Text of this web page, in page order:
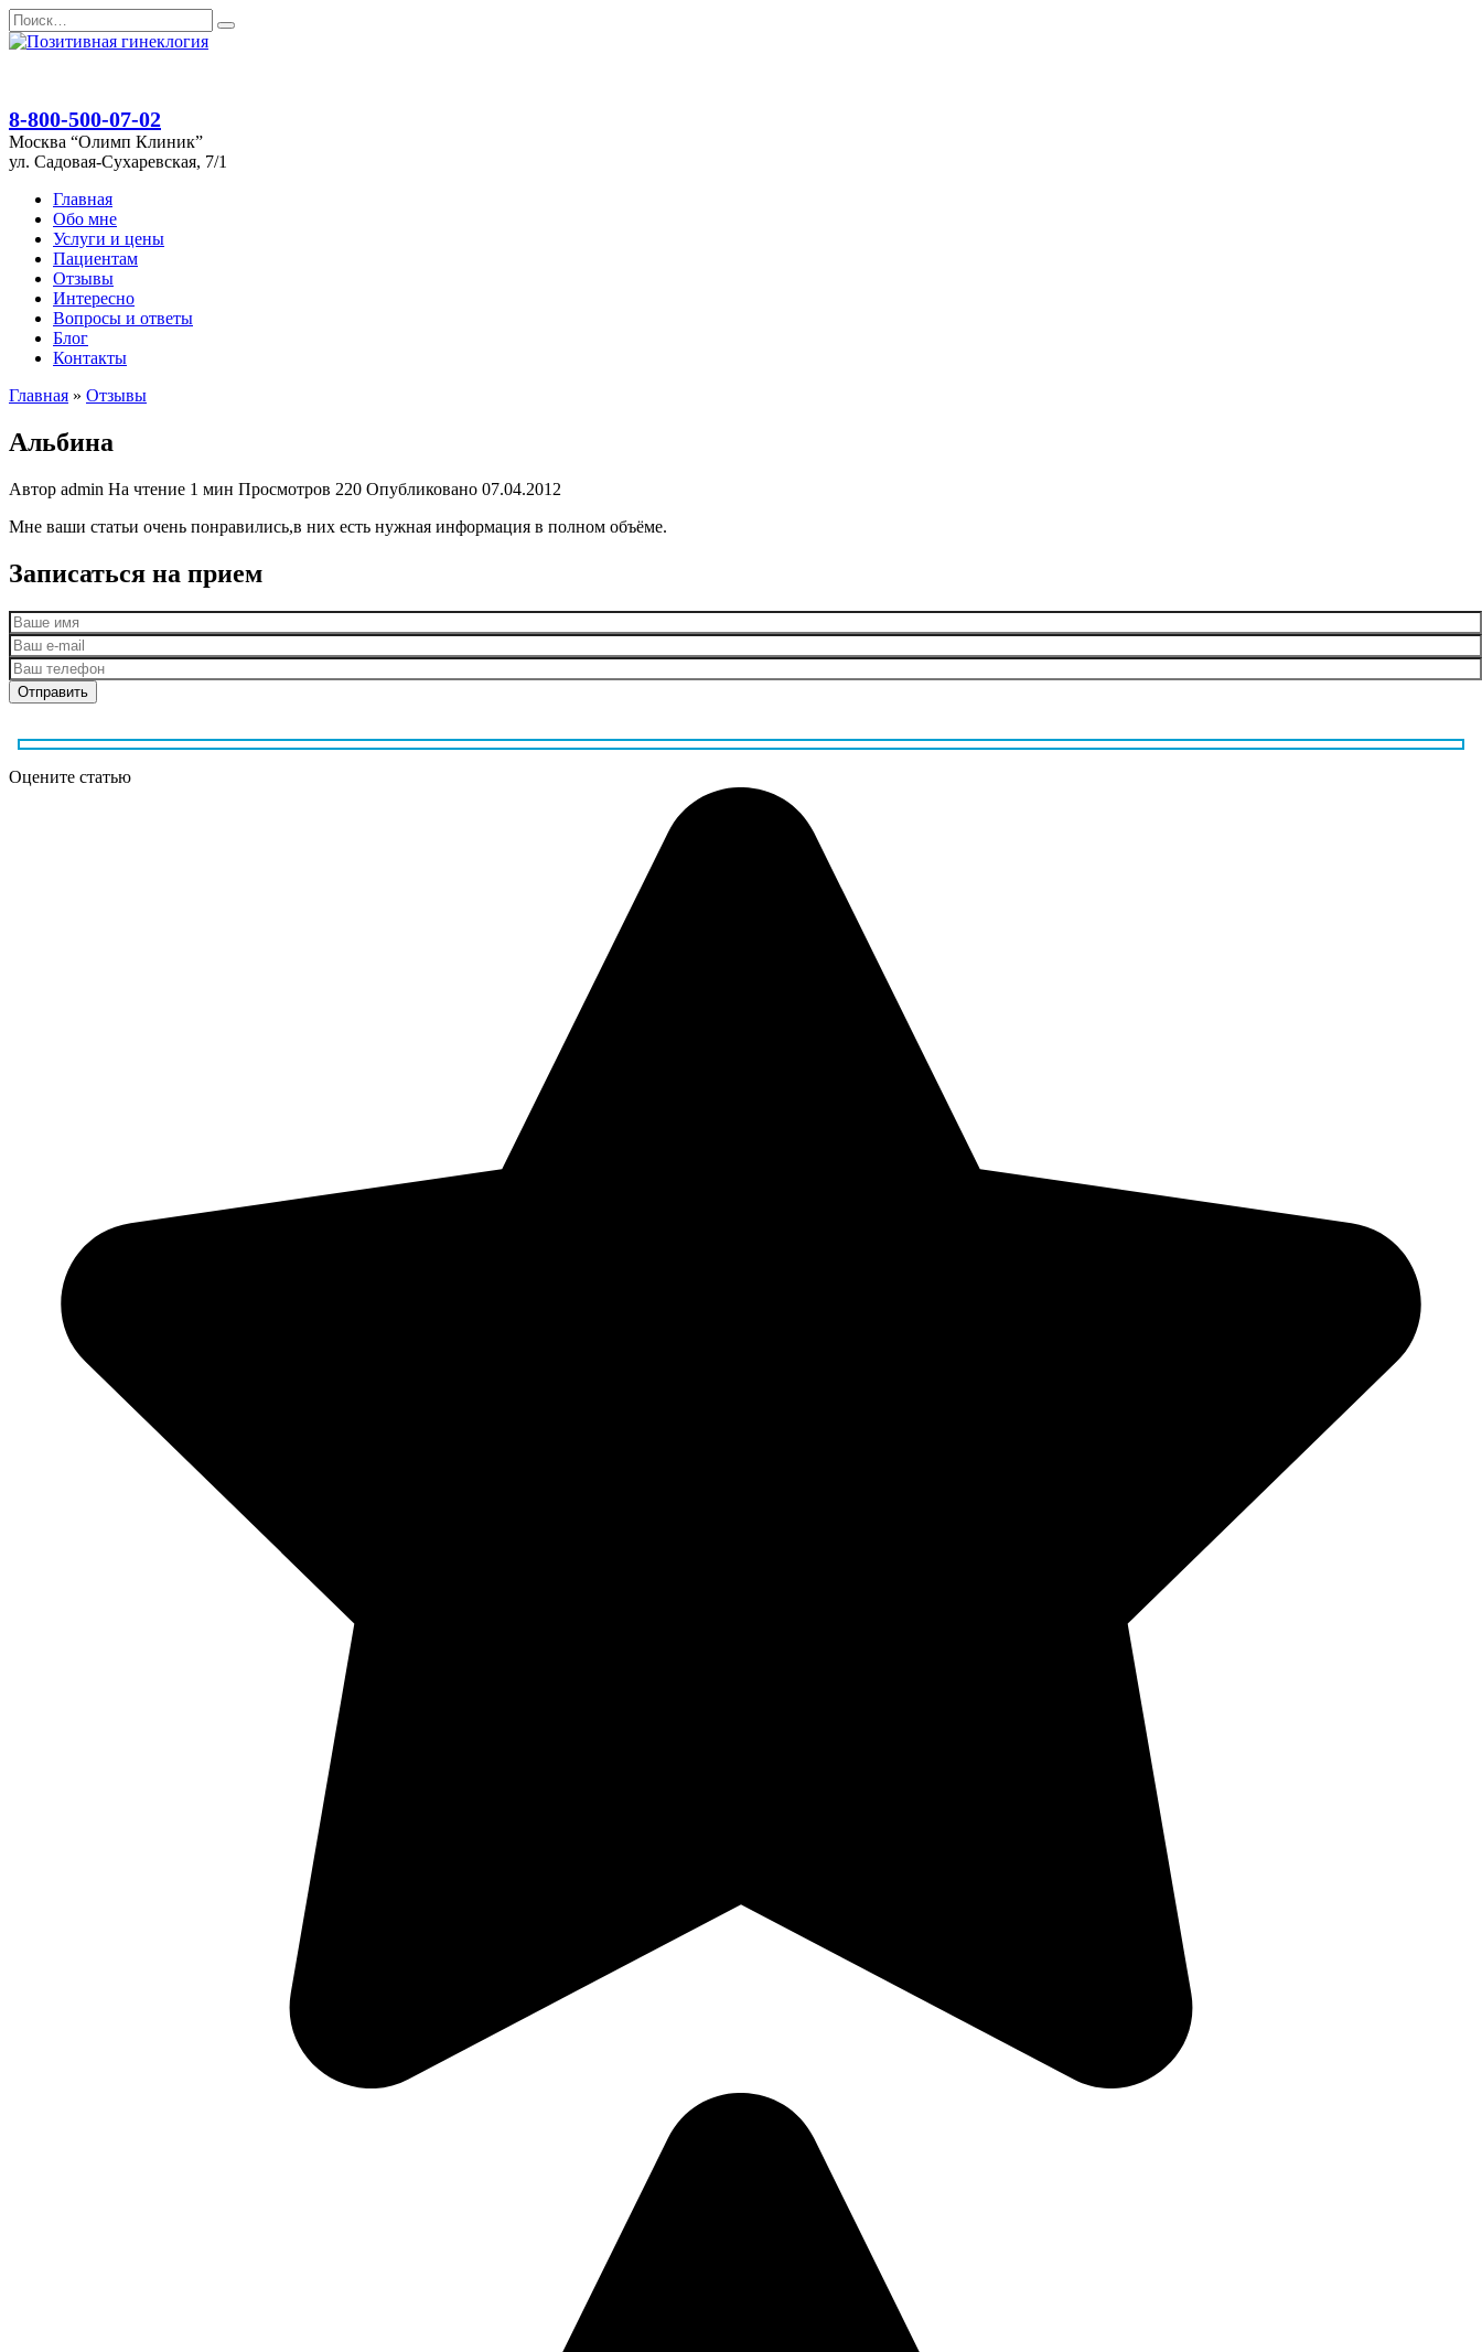
Перейти
к
Search
for:
8-800-500-07-02
Москва “Олимп Клиник”
ул. Садовая-Сухаревская, 7/1
Главная
Обо мне
Услуги и цены
Пациентам
Отзывы
Интересно
Вопросы и ответы
Блог
Контакты
Главная » Отзывы
Альбина
Автор admin На чтение 1 мин Просмотров 220 Опубликовано 07.04.2012
Мне ваши статьи очень понравились,в них есть нужная информация в полном объёме.
Записаться на прием
Оцените статью